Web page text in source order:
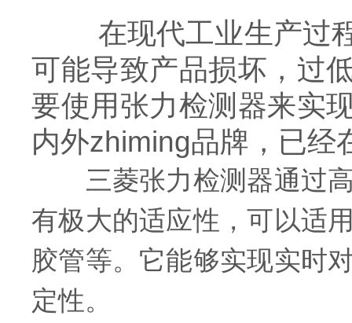
在现代工业生产过程
可能导致产品损坏，过
要使用张力检测器来实
内外zhiming品牌，已经
三菱张力检测器通过高
有极大的适应性，可以适
胶管等。它能够实现实时
定性。